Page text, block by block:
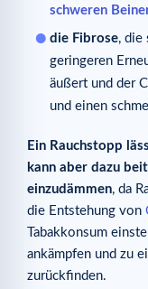
schweren
die Fibrose, die
geringeren
äußert und der
und einen
Ein Rauchstopp
kann aber dazu
einzudämmen, da
die Entstehung von
Tabakkonsum
ankämpfen und zu
zurückfinden.